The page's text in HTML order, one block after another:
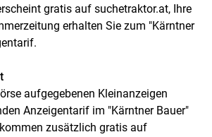
gratis auf suchetraktor.at, Ihre
erhalten Sie zum "Kärntner
aufgegebenen Kleinanzeigen
Anzeigentarif im "Kärntner Bauer"
zusätzlich gratis auf